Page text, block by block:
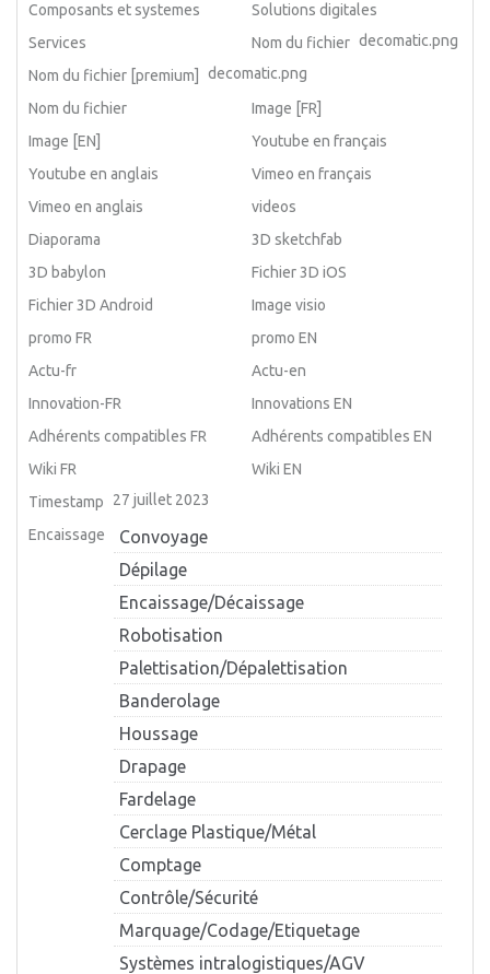
Composants et systemes
Solutions digitales
Services
Nom du fichier decomatic.png
Nom du fichier [premium]
decomatic.png
Nom du fichier
Image [FR]
Image [EN]
Youtube en français
Youtube en anglais
Vimeo en français
Vimeo en anglais
videos
Diaporama
3D sketchfab
3D babylon
Fichier 3D iOS
Fichier 3D Android
Image visio
promo FR
promo EN
Actu-fr
Actu-en
Innovation-FR
Innovations EN
Adhérents compatibles FR
Adhérents compatibles EN
Wiki FR
Wiki EN
Timestamp
27 juillet 2023
Encaissage
Convoyage
Dépilage
Encaissage/Décaissage
Robotisation
Palettisation/Dépalettisation
Banderolage
Houssage
Drapage
Fardelage
Cerclage Plastique/Métal
Comptage
Contrôle/Sécurité
Marquage/Codage/Etiquetage
Systèmes intralogistiques/AGV